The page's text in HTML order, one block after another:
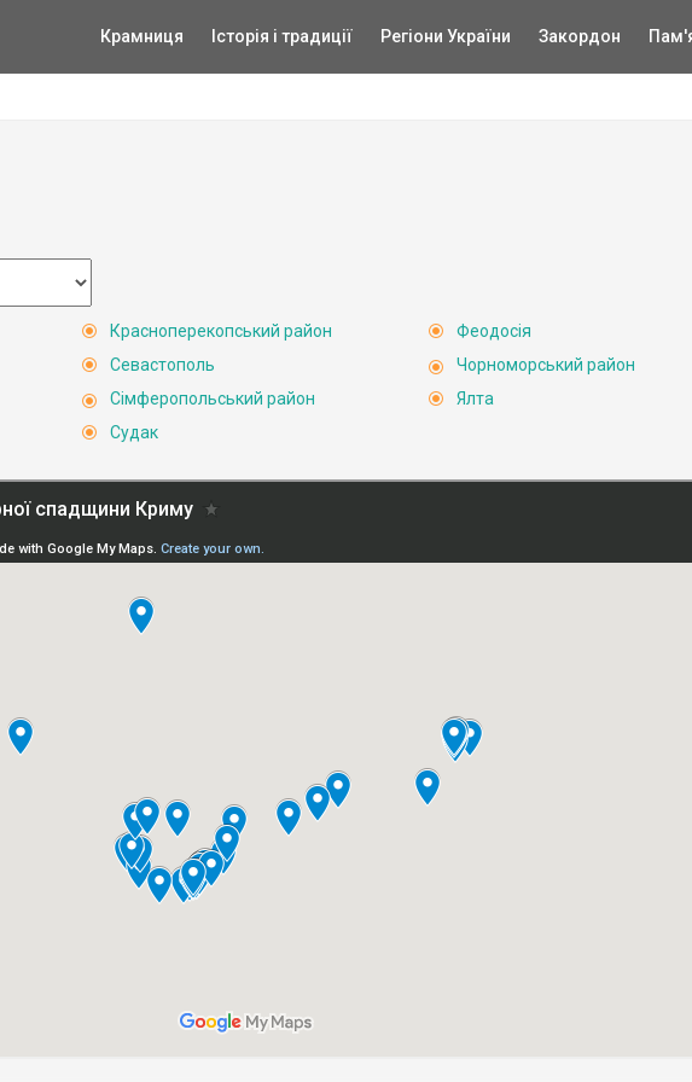
Крамниця Історія і традиції Регіони України Закордон
Красноперекопський район
Севастополь
Сімферопольський район
Судак
Феодосія
Чорноморський район
Ялта